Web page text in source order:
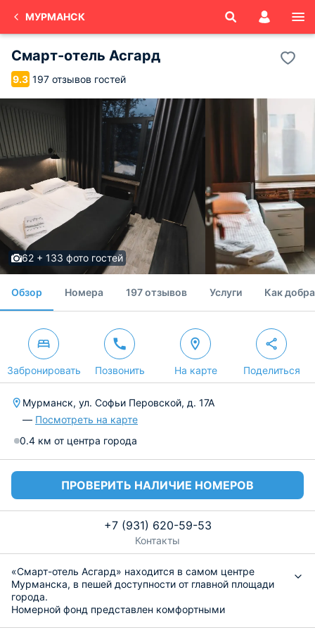
МУРМАНСК
Смарт-отель Асгард
9.3 197 отзывов гостей
62 + 133 фото гостей
Обзор Номера 197 отзывов Услуги Как
Забронировать Позвонить На карте Поделиться
Мурманск, ул. Софьи Перовской, д. 17А
— Посмотреть на карте
0.4 км от центра города
ПРОВЕРИТЬ НАЛИЧИЕ НОМЕРОВ
+7 (931) 620-59-53
Контакты
«Смарт-отель Асгард» находится в самом центре
Мурманска, в пешей доступности от главной площади
города.
Номерной фонд представлен комфортными